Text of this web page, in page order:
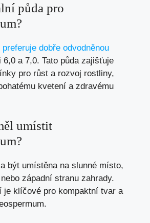
půda pro
preferuje dobře odvodněnou
6,0 a 7,0. Tato půda zajišťuje
pro růst a rozvoj rostliny,
kvetení a zdravému
umístit
být umístěna na slunné místo,
západní stranu zahrady.
je klíčové pro kompaktní tvar a